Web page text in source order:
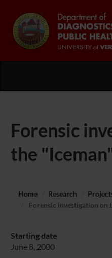
Forensic
the
Home Research
Forensic investigation on
Starting date
June 8, 2000